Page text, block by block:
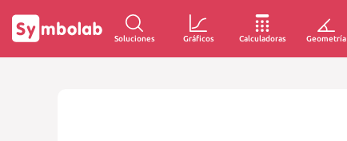
Soluciones Gráficos Calculadoras Geometría